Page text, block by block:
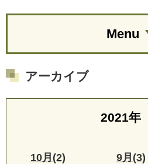
Menu
アーカイブ
2021年
10月(2) 9月(3)